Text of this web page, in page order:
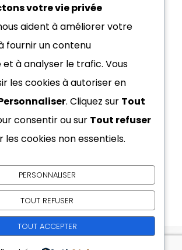
Peut-on mettre une batterie
plus puissante sur un vélo
électrique ?
Comment augmenter la vitesse
d’un vélo électrique (débridage)
?
Word en utilisant VBA ?
votre vie privée
aident à améliorer votre
fournir un contenu
et à analyser le trafic. Vous
les cookies à autoriser en
. Cliquez sur Tout
consentir ou sur Tout refuser
les cookies non essentiels.
PERSONNALISER
TOUT REFUSER
TOUT ACCEPTER